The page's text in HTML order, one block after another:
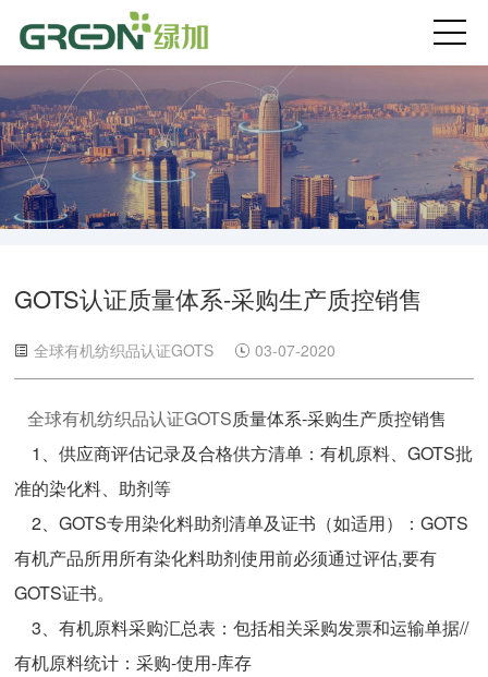
首页
关于绿加
验厂咨询
最新资讯
技术与支持
联系我们
GOTS认证质量体系-采购生产质控销售
全球有机纺织品认证GOTS 03-07-2020
全球有机纺织品认证GOTS质量体系-采购生产质控销售
1、供应商评估记录及合格供方清单：有机原料、GOTS批
准的染化料、助剂等
2、GOTS专用染化料助剂清单及证书（如适用）：GOTS
有机产品所用所有染化料助剂使用前必须通过评估,要有
GOTS证书。
3、有机原料采购汇总表：包括相关采购发票和运输单据//
有机原料统计：采购-使用-库存